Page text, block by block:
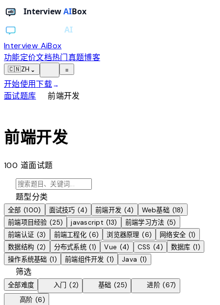
Interview AiBox
功能定价文档热门真题博客
🇨🇳ZH ⌄ ≡
开始使用下载→
面试题库chevron_right前端开发
前端开发
100 道面试题
题型分类
全部 (100) 面试技巧 (4) 前端开发 (4) Web基础 (18)
前端项目经验 (25) javascript (13) 前端学习方法 (5)
前端认证 (3) 前端工程化 (6) 浏览器原理 (6) 网络安全 (1)
数据结构 (2) 分布式系统 (1) Vue (4) CSS (4) 数据库 (1)
操作系统基础 (1) 前端组件开发 (1) Java (1)
筛选
全部难度 bolt入门 (2) bolt基础 (25) bolt进阶 (67)
bolt高阶 (6)